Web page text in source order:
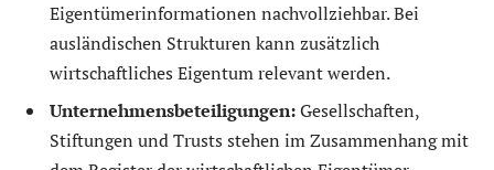
Eigentümerinformationen nachvollziehbar. Bei
ausländischen Strukturen kann zusätzlich
wirtschaftliches Eigentum relevant werden.
Unternehmensbeteiligungen:Gesellschaften,
Stiftungen und Trusts stehen im Zusammenhang mit